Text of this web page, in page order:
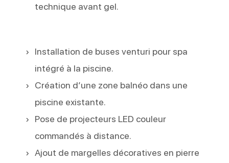
technique avant gel.
Installation de buses venturi pour spa
intégré à la piscine.
Création d’une zone balnéo dans une
piscine existante.
Pose de projecteurs LED couleur
commandés à distance.
Ajout de margelles décoratives en pierre